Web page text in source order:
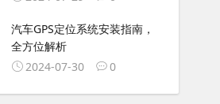
汽车GPS定位系统安装指南，
全方位解析
2024-07-30
0